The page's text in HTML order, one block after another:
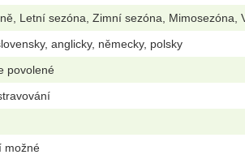
Letní sezóna, Zimní sezóna, Mimosezóna,
anglicky, německy, polsky
povolené
možné